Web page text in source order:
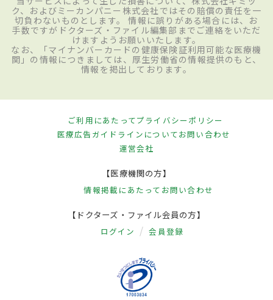
ク、およびミーカンパニー株式会社ではその賠償の責任を一
切負わないものとします。 情報に誤りがある場合には、お
手数ですがドクターズ・ファイル編集部までご連絡をいただ
けますようお願いいたします。
なお、「マイナンバーカードの健康保険証利用可能な医療機
関」の情報につきましては、厚生労働省の情報提供のもと、
情報を掲出しております。
ご利用にあたってプライバシーポリシー
医療広告ガイドラインについてお問い合わせ
運営会社
【医療機関の方】
情報掲載にあたって お問い合わせ
【ドクターズ・ファイル会員の方】
ログイン 会員登録